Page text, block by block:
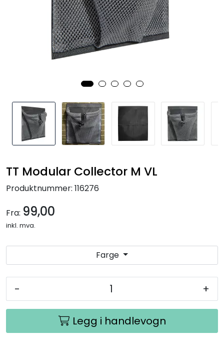
TT Modular Collector M VL
Produktnummer: 116276
Fra: 99,00
inkl. mva.
Farge
- +
Legg i handlevogn
Kampanjer